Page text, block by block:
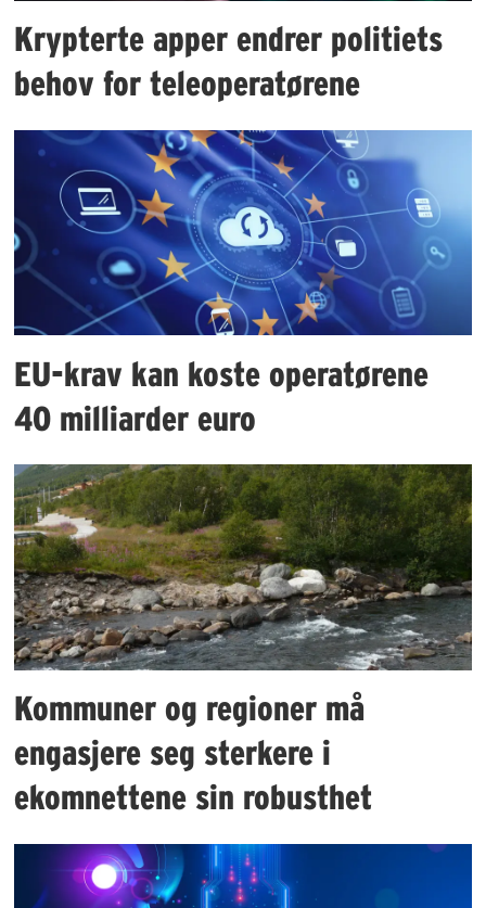
Krypterte apper endrer politiets
behov for teleoperatørene
EU-krav kan koste operatørene
40 milliarder euro
Kommuner og regioner må
engasjere seg sterkere i
ekomnettene sin robusthet